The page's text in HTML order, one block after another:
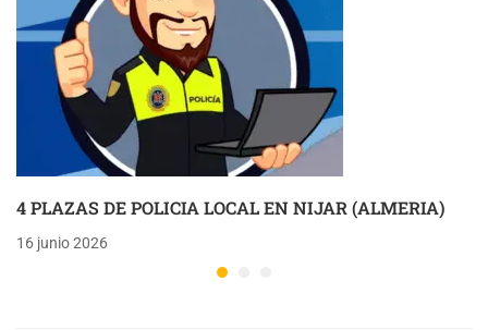
4 PLAZAS DE POLICIA LOCAL EN NIJAR (ALMERIA)
16 junio 2026